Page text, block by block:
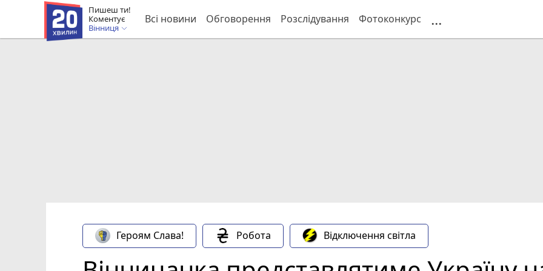
Пишеш ти!
Коментує
Вінниця
Всі новини Обговорення Розслідування Фотоконкурс ...
Героям Слава! Робота Відключення світла